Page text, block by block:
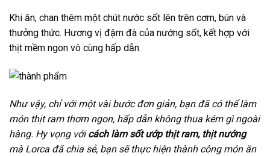
Khi ăn, chan thêm một chút nước sốt lên trên cơm, bún và
thưởng thức. Hương vị đậm đà của nướng sốt, kết hợp với
thịt mềm ngon vô cùng hấp dẫn.
Như vậy, chỉ với một vài bước đơn giản, bạn đã có thể làm
món thịt ram thơm ngon, hấp dẫn không thua kém gì ngoài
hàng. Hy vọng vớicách làm sốt ướp thịt ram, thịt nướng
mà Lorca đã chia sẻ, bạn sẽ thực hiện thành công món ăn